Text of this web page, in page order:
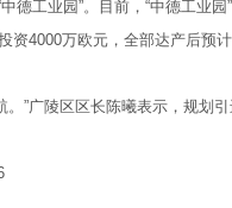
工业园”。目前，“中德工业
4000万欧元，全部达产后预
”广陵区区长陈曦表示，规划